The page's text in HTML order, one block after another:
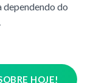
dependendo do
HOJE!